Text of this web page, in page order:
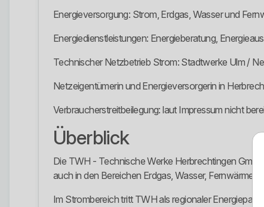
Energieversorgung: Strom, Erdgas, Wasser und
Energiedienstleistungen: Energieberatung,
Technischer Netzbetrieb Strom: Stadtwerke Ulm /
Netzeigentümerin und Energieversorgerin in
Verbraucherstreitbeilegung: laut Impressum nicht
Überblick
Die TWH - Technische Werke Herbrechtingen
auch in den Bereichen Erdgas, Wasser, Fernwärme,
Im Strombereich tritt TWH als regionaler